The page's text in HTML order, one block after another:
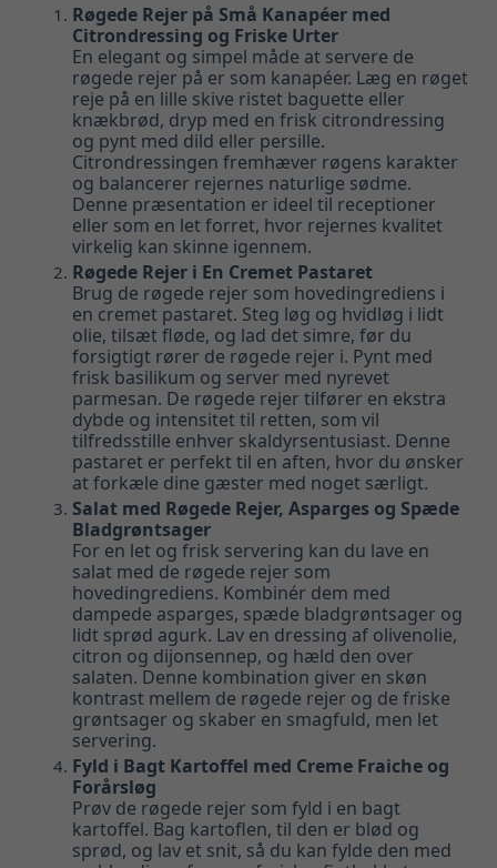
Røgede Rejer på Små Kanapéer med
Citrondressing og Friske Urter
En elegant og simpel måde at servere de
røgede rejer på er som kanapéer. Læg en røget
reje på en lille skive ristet baguette eller
knækbrød, dryp med en frisk citrondressing
og pynt med dild eller persille.
Citrondressingen fremhæver røgens karakter
og balancerer rejernes naturlige sødme.
Denne præsentation er ideel til receptioner
eller som en let forret, hvor rejernes kvalitet
virkelig kan skinne igennem.
Røgede Rejer i En Cremet Pastaret
Brug de røgede rejer som hovedingrediens i
en cremet pastaret. Steg løg og hvidløg i lidt
olie, tilsæt fløde, og lad det simre, før du
forsigtigt rører de røgede rejer i. Pynt med
frisk basilikum og server med nyrevet
parmesan. De røgede rejer tilfører en ekstra
dybde og intensitet til retten, som vil
tilfredsstille enhver skaldyrsentusiast. Denne
pastaret er perfekt til en aften, hvor du ønsker
at forkæle dine gæster med noget særligt.
Salat med Røgede Rejer, Asparges og Spæde
Bladgrøntsager
For en let og frisk servering kan du lave en
salat med de røgede rejer som
hovedingrediens. Kombinér dem med
dampede asparges, spæde bladgrøntsager og
lidt sprød agurk. Lav en dressing af olivenolie,
citron og dijonsennep, og hæld den over
salaten. Denne kombination giver en skøn
kontrast mellem de røgede rejer og de friske
grøntsager og skaber en smagfuld, men let
servering.
Fyld i Bagt Kartoffel med Creme Fraiche og
Forårsløg
Prøv de røgede rejer som fyld i en bagt
kartoffel. Bag kartoflen, til den er blød og
sprød, og lav et snit, så du kan fylde den med